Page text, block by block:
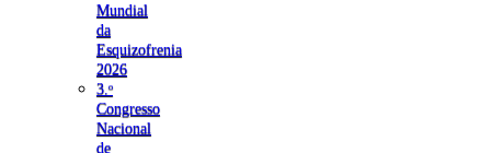
Mundial
da
Esquizofrenia
2026
3.ᵒ
Congresso
Nacional
de